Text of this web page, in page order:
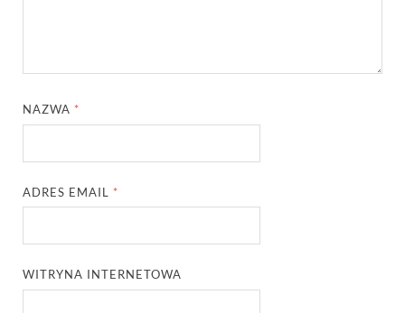
NAZWA *
ADRES EMAIL *
WITRYNA INTERNETOWA